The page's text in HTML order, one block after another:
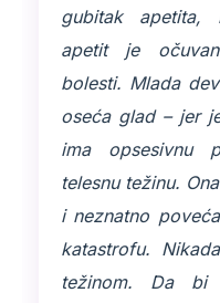
gubitak apetita,
apetit je
bolesti. Mlada
oseća glad – jer
ima opsesivnu
telesnu težinu.
i neznatno
katastrofu.
težinom. Da bi